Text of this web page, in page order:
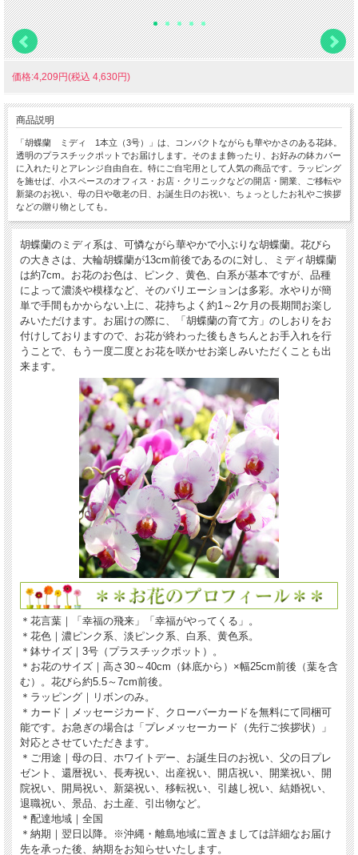
価格:4,209円(税込 4,630円)
商品説明
「胡蝶蘭 ミディ 1本立（3号）」は、コンパクトながらも華やかさのある花鉢。
透明のプラスチックポットでお届けします。そのまま飾ったり、お好みの鉢カバー
に入れたりとアレンジ自由自在。特にご自宅用として人気の商品です。ラッピング
を施せば、小スペースのオフィス・お店・クリニックなどの開店・開業、ご移転や
新築のお祝い、母の日や敬老の日、お誕生日のお祝い、ちょっとしたお礼やご挨拶
などの贈り物としても。
胡蝶蘭のミディ系は、可憐ながら華やかで小ぶりな胡蝶蘭。花びら
の大きさは、大輪胡蝶蘭が13cm前後であるのに対し、ミディ胡蝶蘭
は約7cm。お花のお色は、ピンク、黄色、白系が基本ですが、品種
によって濃淡や模様など、そのバリエーションは多彩。水やりが簡
単で手間もかからない上に、花持ちよく約1～2ケ月の長期間お楽し
みいただけます。お届けの際に、「胡蝶蘭の育て方」のしおりをお
付けしておりますので、お花が終わった後もきちんとお手入れを行
うことで、もう一度二度とお花を咲かせお楽しみいただくことも出
来ます。
＊花言葉｜「幸福の飛来」「幸福がやってくる」。
＊花色｜濃ピンク系、淡ピンク系、白系、黄色系。
＊鉢サイズ｜3号（プラスチックポット）。
＊お花のサイズ｜高さ30～40cm（鉢底から）×幅25cm前後（葉を含
む）。 花びら約5.5～7cm前後。
＊ラッピング｜リボンのみ。
＊カード｜メッセージカード、クローバーカードを無料にて同梱可
能です。お急ぎの場合は「プレメッセーカード（先行ご挨拶状）」
対応とさせていただきます。
＊ご用途｜母の日、ホワイトデー、お誕生日のお祝い、父の日プレ
ゼント、還暦祝い、長寿祝い、出産祝い、開店祝い、開業祝い、開
院祝い、開局祝い、新築祝い、移転祝い、引越し祝い、結婚祝い、
退職祝い、景品、お土産、引出物など。
＊配達地域｜全国
＊納期｜翌日以降。※沖縄・離島地域に置きましては詳細なお届け
先を承った後、納期をお知らせいたします。